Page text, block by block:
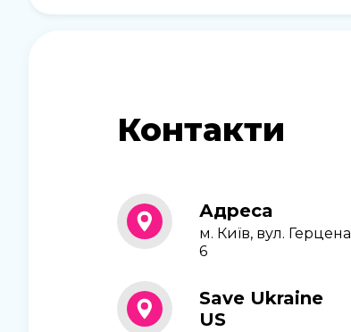
Контакти
Адреса
м. Київ, вул. Герцена
6
Save Ukraine
US